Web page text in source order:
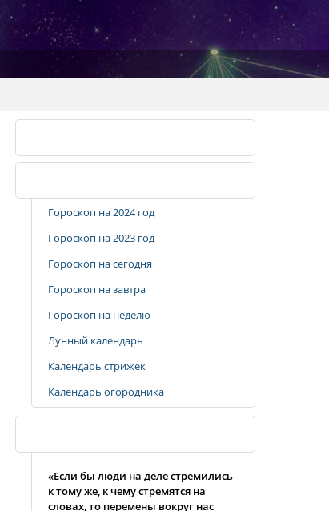
Гороскоп на 2024 год
Гороскоп на 2023 год
Гороскоп на сегодня
Гороскоп на завтра
Гороскоп на неделю
Лунный календарь
Календарь стрижек
Календарь огородника
«Если бы люди на деле стремились
к тому же, к чему стремятся на
словах, то перемены вокруг нас